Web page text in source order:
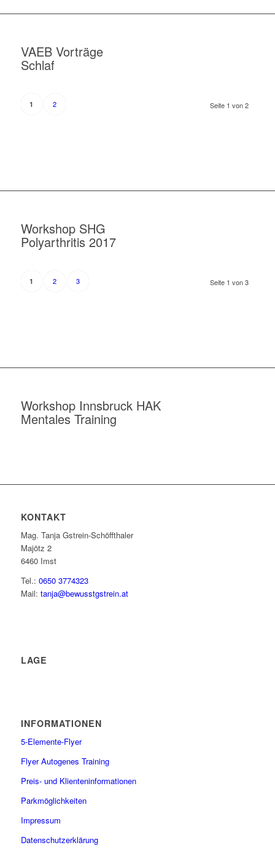
VAEB Vorträge
Schlaf
Seite 1 von 2
1 2
Workshop SHG
Polyarthritis 2017
Seite 1 von 3
1 2 3
Workshop Innsbruck HAK
Mentales Training
KONTAKT
Mag. Tanja Gstrein-Schöffthaler
Majötz 2
6460 Imst
Tel.: 0650 3774323
Mail: tanja@bewusstgstrein.at
LAGE
INFORMATIONEN
5-Elemente-Flyer
Flyer Autogenes Training
Preis- und Klienteninformationen
Parkmöglichkeiten
Impressum
Datenschutzerklärung